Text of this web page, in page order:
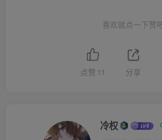
喜欢就点一下赞
点赞 11 分享
冷权